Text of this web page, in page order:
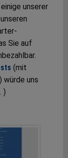
unserer
Sie auf
(mit
uns
)